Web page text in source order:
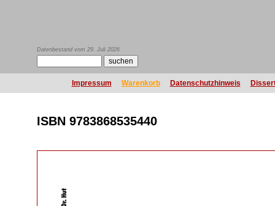
Datenbestand vom 29. Juli 2026
Impressum Warenkorb Datenschutzhinweis
ISBN 9783868535440